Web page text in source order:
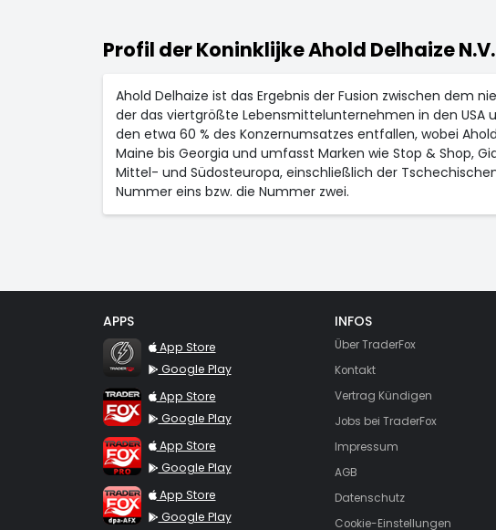
Profil der Koninklijke Ahold Delhaize
Ahold Delhaize ist das Ergebnis der Fusion zwischen dem
der das viertgrößte Lebensmittelunternehmen in den USA
den etwa 60 % des Konzernumsatzes entfallen, wobei
Maine bis Georgia und umfasst Marken wie Stop & Shop,
Mittel- und Südosteuropa, einschließlich der
Nummer eins bzw. die Nummer zwei.
APPS
TraderFox Flash
App Store
Google Play
TraderFox App
App Store
Google Play
TraderFox Pro
App Store
Google Play
TraderFox dpa-AFX ProFeed
App Store
Google Play
INFOS
Über TraderFox
Kontakt
Vertrag Kündigen
Jobs bei TraderFox
Impressum
AGB
Datenschutz
Cookie-Einstellungen